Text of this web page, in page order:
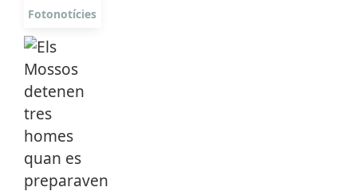
Fotonotícies